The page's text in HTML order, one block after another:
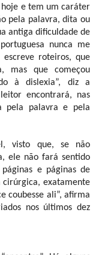
hoje e tem um caráter
pela palavra, dita ou
antiga dificuldade de
nunca me
roteiros, que
mas que começou
à dislexia”, diz a
encontrará, nas
pela palavra e pela
visto que, se não
ele não fará sentido
e páginas de
cirúrgica, exatamente
coubesse ali”, afirma
nos últimos dez